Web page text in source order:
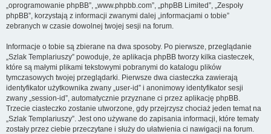
„oprogramowanie phpBB”, „www.phpbb.com”, „phpBB Limited”, „Zespoły
phpBB”, korzystają z informacji zwanymi dalej „informacjami o tobie”
zebranych w czasie dowolnej twojej sesji na forum.
Informacje o tobie są zbierane na dwa sposoby. Po pierwsze, przeglądanie
„Szlak Templariuszy” powoduje, że aplikacja phpBB tworzy kilka ciasteczek,
które są małymi plikami tekstowymi pobranymi do katalogu plików
tymczasowych twojej przeglądarki. Pierwsze dwa ciasteczka zawierają
identyfikator użytkownika zwany „user-id” i anonimowy identyfikator sesji
zwany „session-id”, automatycznie przyznane ci przez aplikację phpBB.
Trzecie ciasteczko zostanie utworzone, gdy przejrzysz chociaż jeden temat na
„Szlak Templariuszy”. Jest ono używane do zapisania informacji, które tematy
zostały przez ciebie przeczytane i służy do ułatwienia ci nawigacji na forum.